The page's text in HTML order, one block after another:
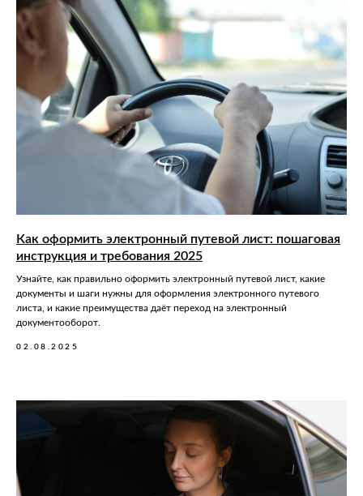
Как оформить электронный путевой лист: пошаговая
инструкция и требования 2025
Узнайте, как правильно оформить электронный путевой лист, какие
документы и шаги нужны для оформления электронного путевого
листа, и какие преимущества даёт переход на электронный
документооборот.
02.08.2025